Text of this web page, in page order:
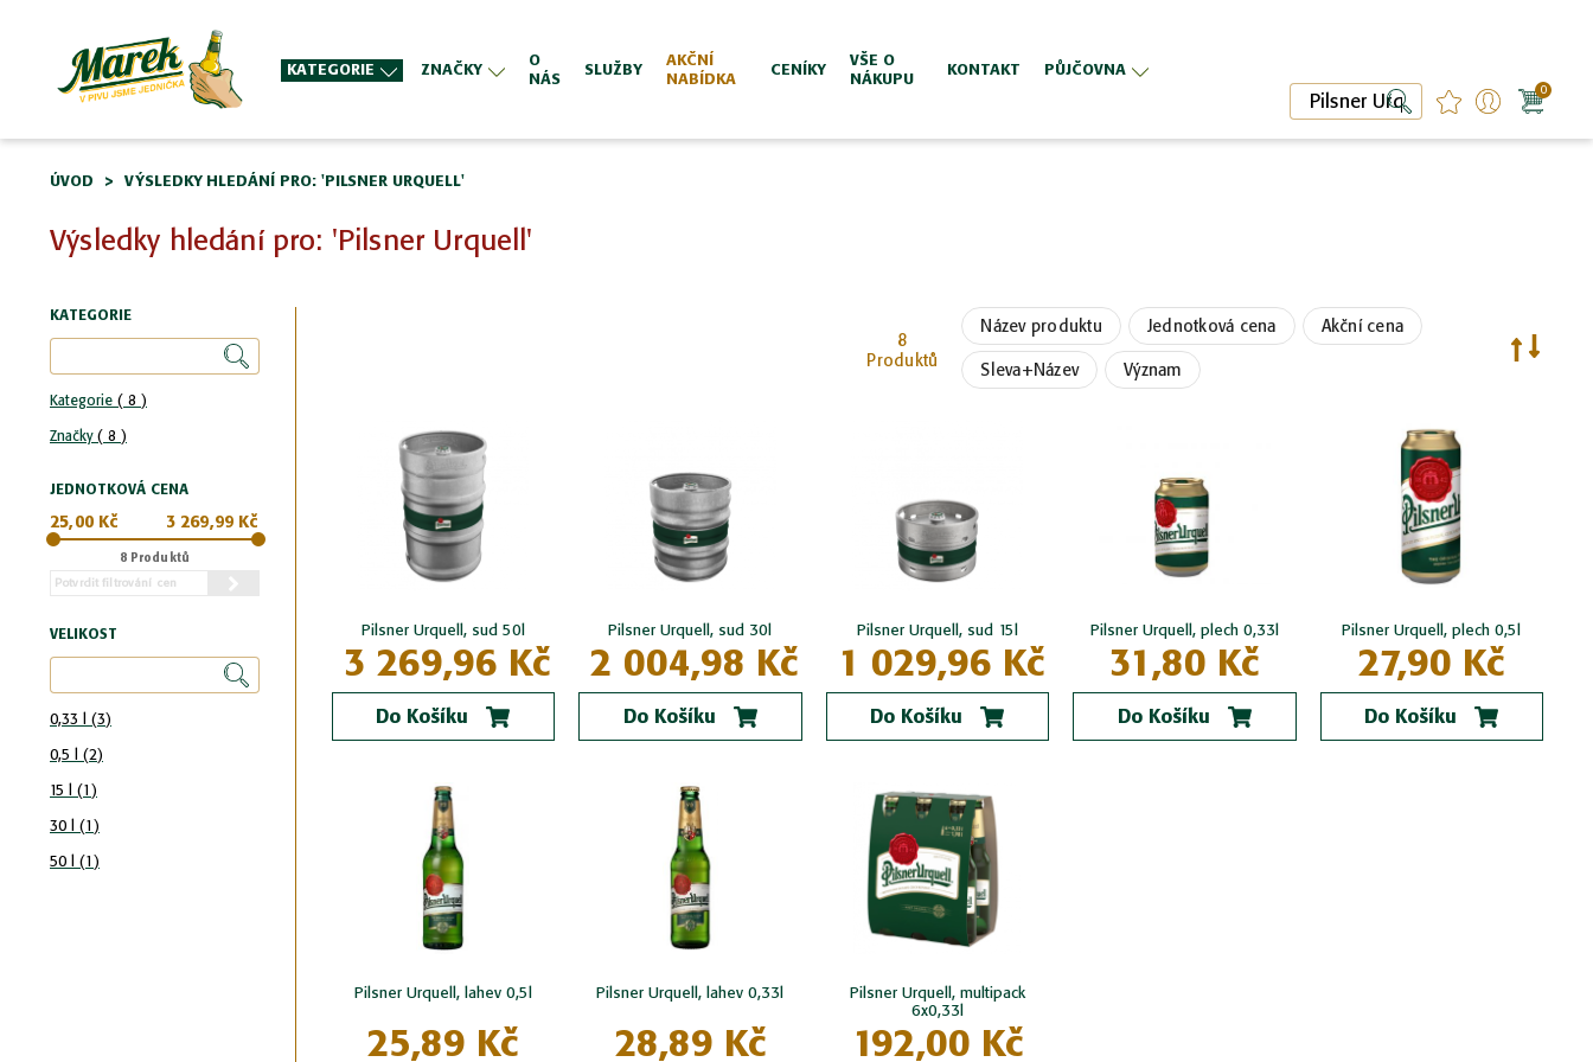
KATEGORIE ZNAČKY
O
NÁS
SLUŽBY
AKČNÍ
NABÍDKA
CENÍKY
VŠE O
NÁKUPU
KONTAKT PŮJČOVNA
0
Hledat
ÚVOD VÝSLEDKY HLEDÁNÍ PRO: 'PILSNER URQUELL'
Výsledky hledání pro: 'Pilsner Urquell'
8
Produktů
Název produktu Jednotková cena Akční cena
Sleva+Název Význam
Nastavit
Nastavit
Pilsner Urquell, sud 50l
3 269,96 Kč
Do Košíku
Pilsner Urquell, sud 30l
2 004,98 Kč
Do Košíku
Pilsner Urquell, sud 15l
1 029,96 Kč
Do Košíku
Pilsner Urquell, plech 0,33l
31,80 Kč
Do Košíku
Pilsner Urquell, plech 0,5l
27,90 Kč
Do Košíku
Pilsner Urquell, lahev 0,5l
25,89 Kč
Pilsner Urquell, lahev 0,33l
28,89 Kč
Pilsner Urquell, multipack
6x0,33l
192,00 Kč
KATEGORIE
Kategorie 8 položky
Značky 8 položky
JEDNOTKOVÁ CENA
25,00 Kč 3 269,99 Kč
8 Produktů
Potvrdit filtrování cen
VELIKOST
0,33 l
3
0,5 l
2
15 l
1
30 l
1
50 l
1